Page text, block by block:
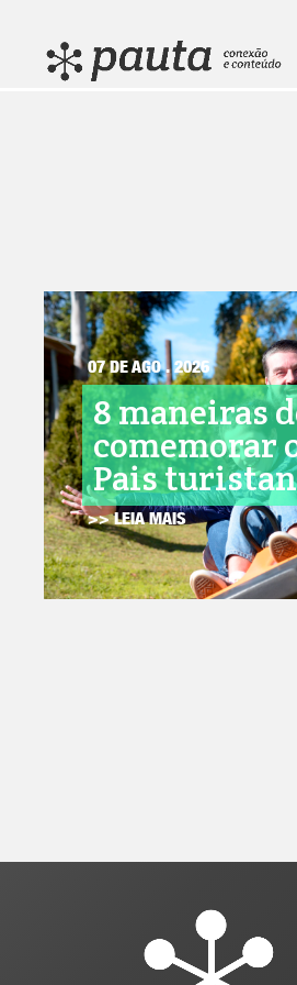
07 DE AGO . 2026
8 maneiras
comemorar
Pais
>> LEIA MAIS